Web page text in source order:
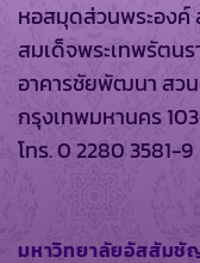
หอสมุดส่วนพระองค์
สมเด็จพระเทพรัตน
อาคารชัยพัฒนา สว
กรุงเทพมหานคร
โทร. 0 2280 3581-9
มหาวิทยาลัยอัสสัมชั